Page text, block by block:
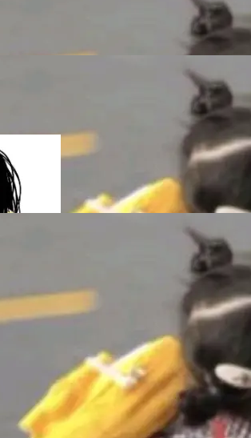
旧版 Linux 内核...
标志着 Fluss 迈入新的发
未能实现其作为“AI版维基百
期处于待处理状态。 Groki
定位为由人工智能生成内
斯克视为传统众包百科网站
。Lawfare 调查发现，无论
度页面，均未出现近期更
的 Bean、写 R
、
、注册 LocaleChangeInt
才能看到第一行翻译文
式。整个 i18n 模块围绕三
全面增强 Iceberg：
INTO 与 Iceb
补齐的，正是缺失的那一
的基础上，Doris 进一步支
支持 Iceberg V3 格式。
会议中心开幕。本届大会
业质量创新联盟主办，以
——AI原生时代的质量新范
实验室走向规模化产业落地
上，《2026智能研发生产力
，Testin云测的Testin XAge
测试领域代表产品。对CI
转变：AI测试正在从效率
：一篇关于 ADT
过就回不去了。Alex Fedos
的基石"。 他说的东西不新
ADT），尤其是和类型
说清楚了一件事：这不是类
是日常编码的思维方式。 文
企业 AI 平台 Clou